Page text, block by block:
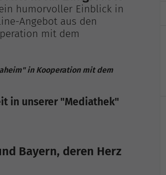
humorvoller Einblick in
Angebot aus den
mit dem
in Kooperation mit dem
in unserer "Mediathek"
Bayern, deren Herz